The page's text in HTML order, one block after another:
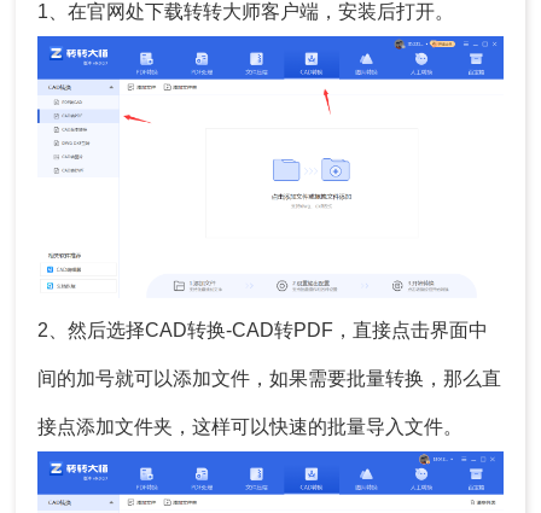
1、在官网处下载转转大师客户端，安装后打开。
2、然后选择CAD转换-CAD转PDF，直接点击界面中
间的加号就可以添加文件，如果需要批量转换，那么直
接点添加文件夹，这样可以快速的批量导入文件。